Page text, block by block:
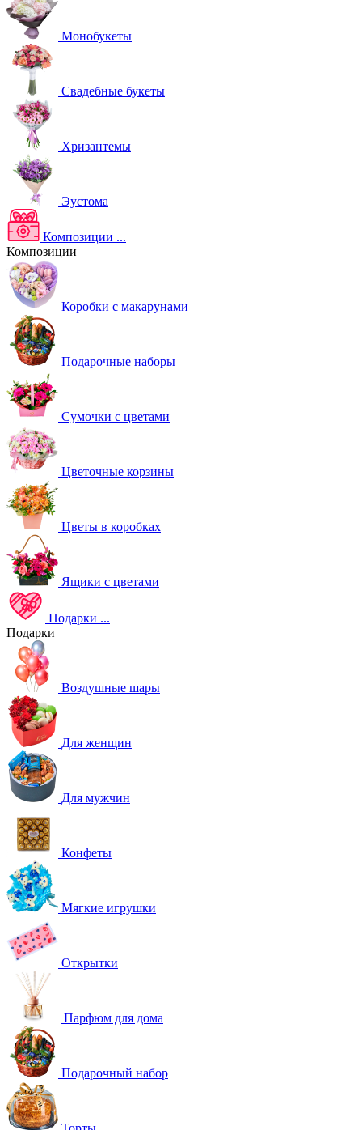
Монобукеты
Свадебные букеты
Хризантемы
Эустома
Композиции ...
Композиции
Коробки с макарунами
Подарочные наборы
Сумочки с цветами
Цветочные корзины
Цветы в коробках
Ящики с цветами
Подарки ...
Подарки
Воздушные шары
Для женщин
Для мужчин
Конфеты
Мягкие игрушки
Открытки
Парфюм для дома
Подарочный набор